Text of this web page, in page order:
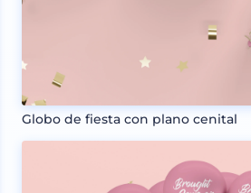
Globo de fiesta con plano cenital